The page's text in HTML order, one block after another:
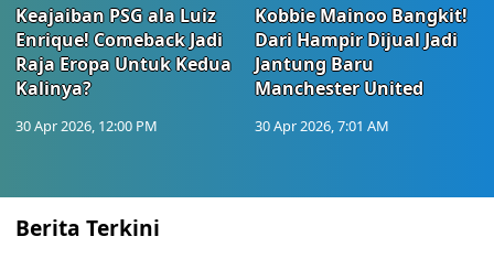
Keajaiban PSG ala Luiz
Enrique! Comeback Jadi
Raja Eropa Untuk Kedua
Kalinya?
30 Apr 2026, 12:00 PM
Kobbie Mainoo Bangkit!
Dari Hampir Dijual Jadi
Jantung Baru
Manchester United
30 Apr 2026, 7:01 AM
Berita Terkini